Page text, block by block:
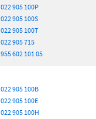
022 905 100P
022 905 100S
022 905 100T
022 905 715
955 602 101 05
022 905 100B
022 905 100E
022 905 100H